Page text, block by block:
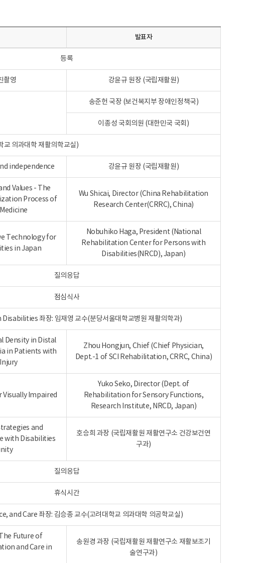
발표자
등록
촬영 강윤규 원장 (국립재활원)
송준헌 국장 (보건복지부 장애인정책국)
이종성 국회의원 (대한민국 국회)
교 의과대학 재활의학교실)
independence 강윤규 원장 (국립재활원)
Values - The
Process of
Wu Shicai, Director (China Rehabilitation
Research Center(CRRC), China)
Technology for
in Japan
Nobuhiko Haga, President (National
Rehabilitation Center for Persons with
Disabilities(NRCD), Japan)
질의응답
점심식사
좌장: 임재영 교수(분당서울대학교병원 재활의학과)
Density in Distal
in Patients with
Zhou Hongjun, Chief (Chief Physician,
Dept.-1 of SCI Rehabilitation, CRRC, China)
Impaired
Yuko Seko, Director (Dept. of
Rehabilitation for Sensory Functions,
Research Institute, NRCD, Japan)
and
with Disabilities
호승희 과장 (국립재활원 재활연구소 건강보건연
구과)
질의응답
휴식시간
Care 좌장: 김승종 교수(고려대학교 의과대학 의공학교실)
Future of
and Care in
송원경 과장 (국립재활원 재활연구소 재활보조기
술연구과)